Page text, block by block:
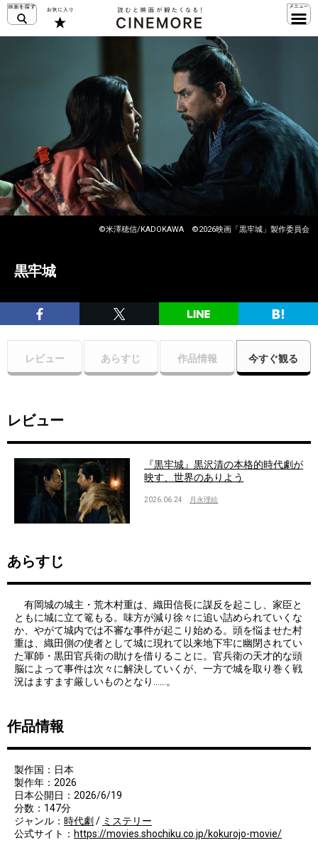
©米澤穂信/KADOKAWA ©2026映画「黒牢城」製作委員会
黒牢城
レビュー あらすじ 作品情報 今すぐ観る
レビュー
『黒牢城』黒沢清の本格的時代劇が
映す、世界のありよう
2026.06.24 月永理絵
あらすじ
有岡城の城主・荒木村重は、織田信長に謀反を起こし、家臣と
ともに城に立て篭もる。味方が減り徐々に追い詰められていくな
か、やがて城内では不審な事件が起こり始める。頭を悩ませた村
重は、織田側の使者として城に現れて以来地下牢に幽閉されてい
た軍師・黒田官兵衛の助けを借りることに。官兵衛の天才的な頭
脳によって事件は次々に解決していくが、一方で城を取り巻く戦
況はますます厳しいものとなり……。
作品情報
製作国：日本
製作年：2026
日本公開日：2026/6/19
分数：147分
ジャンル： 時代劇 / ミステリー
公式サイト： https://movies.shochiku.co.jp/kokurojo-movie/